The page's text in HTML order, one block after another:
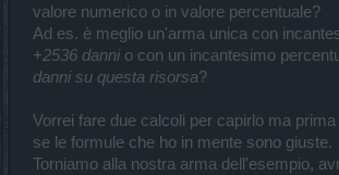
valore numerico o in valore percentuale?
Ad es. è meglio un'arma unica con
+2536 dannio con un incantesimo
danni su questa risorsa?
Vorrei fare due calcoli per capirlo ma
se le formule che ho in mente sono giuste.
Torniamo alla nostra arma dell'esempio,